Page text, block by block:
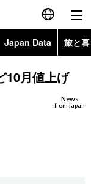
English
简体字
Japan Data 旅と
Topics
Images
10月値上げ
News
from Japan